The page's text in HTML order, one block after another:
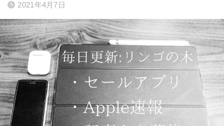
2021年4月7日